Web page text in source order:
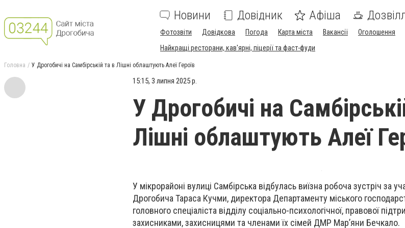
Новини Довідник Афіша
Фотозвіти Довідкова Погода Карта міста Вакансії Оголошення
Найкращі ресторани, кав'ярні, піцерії та фаст-фуди
Головна У Дрогобичі на Самбірській та в Лішні облаштують Алеї Героїв
15:15, 3 липня 2025 р.
У Дрогобичі на
Лішні облаштують Алеї
У мікрорайоні вулиці Самбірська відбулась виїзна робоча зустріч за
Дрогобича Тараса Кучми, директора Департаменту міського
головного спеціаліста відділу соціально-психологічної, правової
захисниками, захисницями та членами їх сімей ДМР Мар’яни Бечкало.